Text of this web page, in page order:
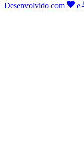
Desenvolvido com
e